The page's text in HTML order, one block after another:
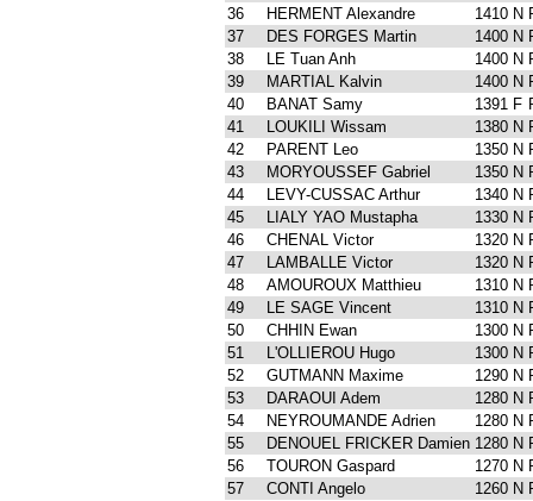
36
HERMENT Alexandre 1410 N
37
DES FORGES Martin 1400 N
38
LE Tuan Anh 1400 N
39
MARTIAL Kalvin 1400 N
40
BANAT Samy 1391 F
41
LOUKILI Wissam 1380 N
42
PARENT Leo 1350 N
43
MORYOUSSEF Gabriel 1350 N
44
LEVY-CUSSAC Arthur 1340 N
45
LIALY YAO Mustapha 1330 N
46
CHENAL Victor 1320 N
47
LAMBALLE Victor 1320 N
48
AMOUROUX Matthieu 1310 N
49
LE SAGE Vincent 1310 N
50
CHHIN Ewan 1300 N
51
L'OLLIEROU Hugo 1300 N
52
GUTMANN Maxime 1290 N
53
DARAOUI Adem 1280 N
54
NEYROUMANDE Adrien 1280 N
55
DENOUEL FRICKER Damien 1280 N
56
TOURON Gaspard 1270 N
57
CONTI Angelo 1260 N